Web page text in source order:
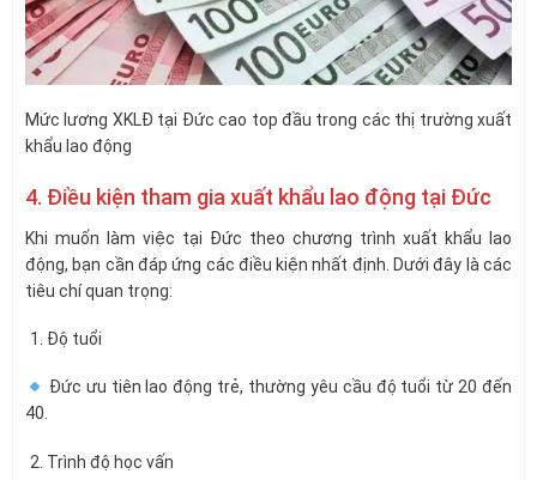
Mức lương XKLĐ tại Đức cao top đầu trong các thị trường xuất
khẩu lao động
4. Điều kiện tham gia xuất khẩu lao động tại Đức
Khi muốn làm việc tại Đức theo chương trình xuất khẩu lao
động, bạn cần đáp ứng các điều kiện nhất định. Dưới đây là các
tiêu chí quan trọng:
Độ tuổi
Đức ưu tiên lao động trẻ, thường yêu cầu độ tuổi từ 20 đến
40.
Trình độ học vấn